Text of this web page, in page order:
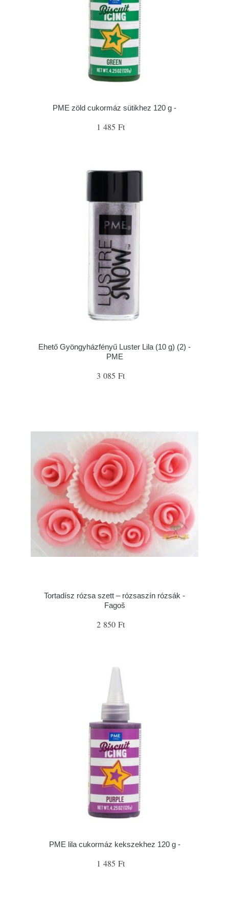
PME zöld cukormáz sütikhez 120 g -
1 485 Ft
Ehető Gyöngyházfényű Luster Lila (10 g) (2) -
PME
3 085 Ft
Tortadísz rózsa szett – rózsaszín rózsák -
Fagoš
2 850 Ft
PME lila cukormáz kekszekhez 120 g -
1 485 Ft